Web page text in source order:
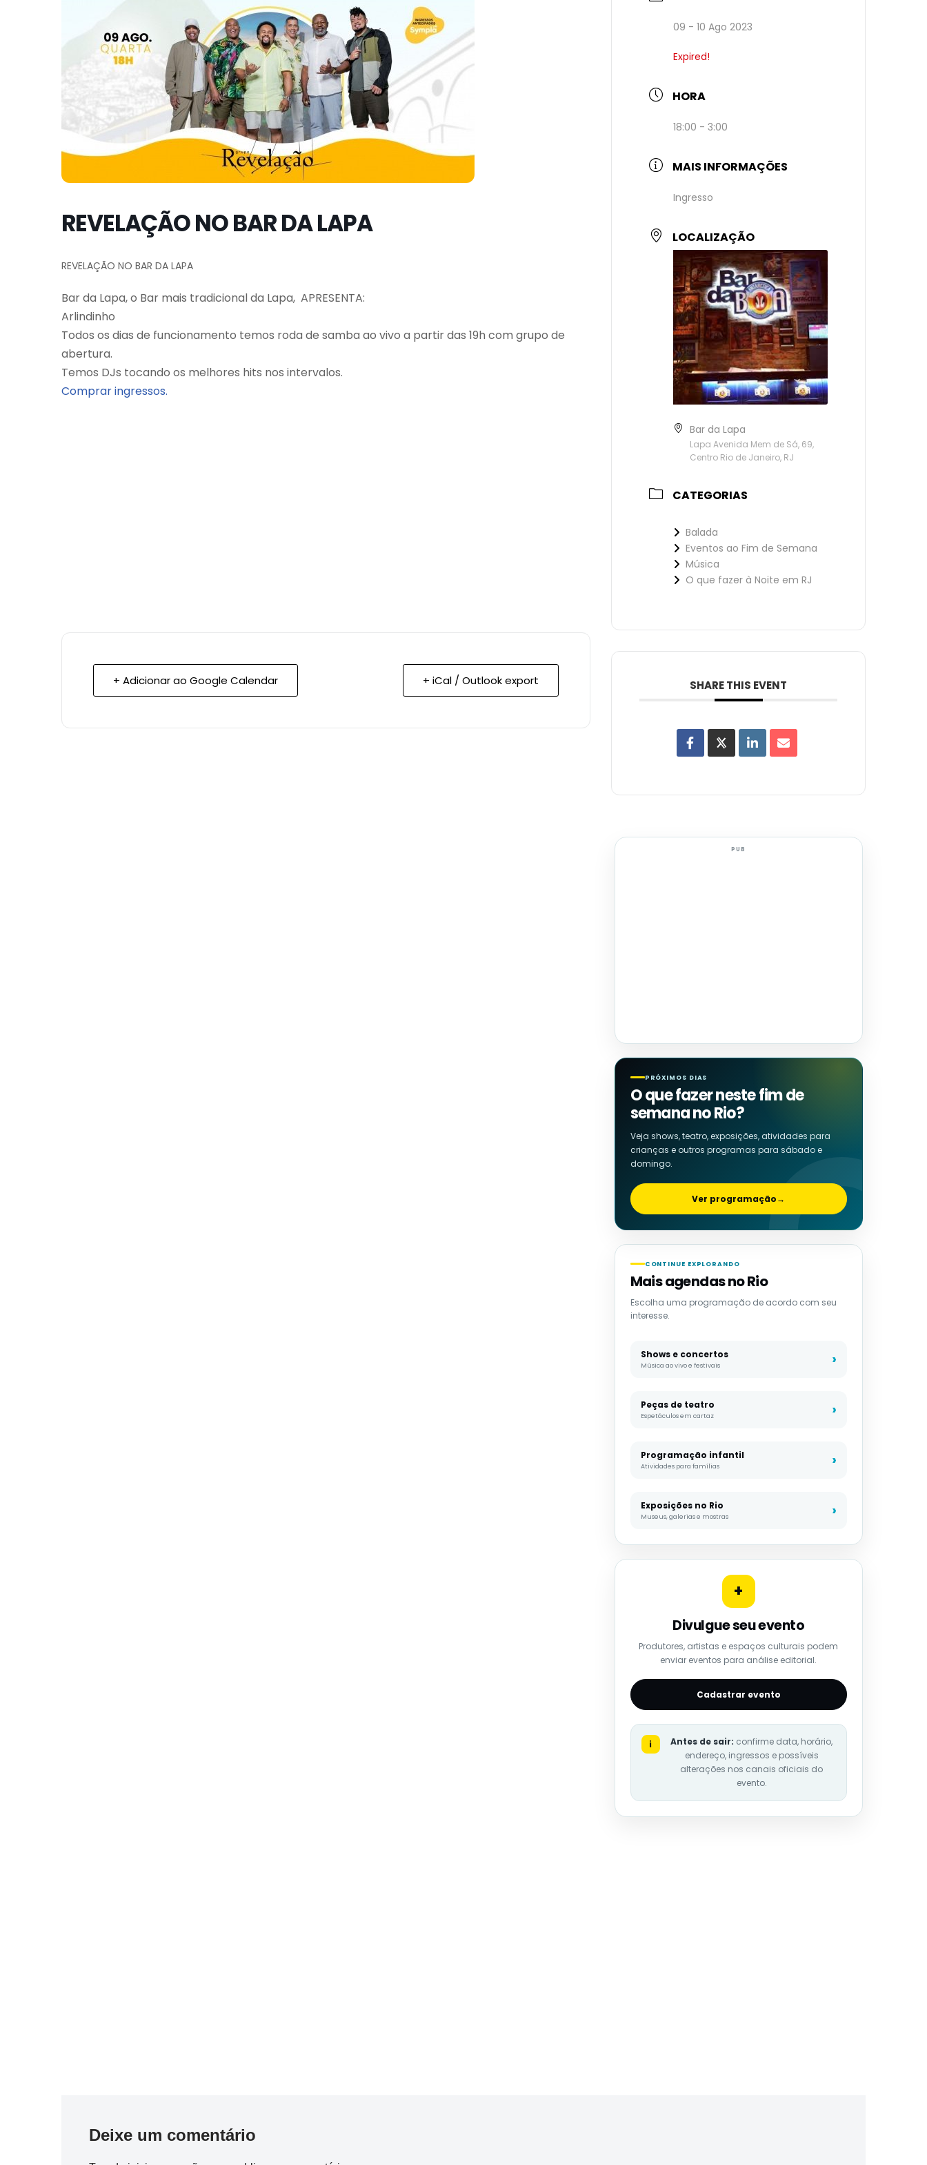
REVELAÇÃO NO BAR DA LAPA
REVELAÇÃO NO BAR DA LAPA
Bar da Lapa, o Bar mais tradicional da Lapa, APRESENTA:
Arlindinho
Todos os dias de funcionamento temos roda de samba ao vivo a partir das 19h com grupo de
abertura.
Temos DJs tocando os melhores hits nos intervalos.
Comprar ingressos.
+ Adicionar ao Google Calendar + iCal / Outlook export
09 - 10 Ago 2023
Expired!
HORA
18:00 - 3:00
MAIS INFORMAÇÕES
Ingresso
LOCALIZAÇÃO
Bar da Lapa
Lapa Avenida Mem de Sá, 69,
Centro Rio de Janeiro, RJ
CATEGORIAS
Balada
Eventos ao Fim de Semana
Música
O que fazer à Noite em RJ
SHARE THIS EVENT
PUB
PRÓXIMOS DIAS
O que fazer neste fim de
semana no Rio?
Veja shows, teatro, exposições, atividades para
crianças e outros programas para sábado e
domingo.
Ver programação→
CONTINUE EXPLORANDO
Mais agendas no Rio
Escolha uma programação de acordo com seu
interesse.
Shows e concertos
Música ao vivo e festivais
Peças de teatro
Espetáculos em cartaz
Programação infantil
Atividades para famílias
Exposições no Rio
Museus, galerias e mostras
+
Divulgue seu evento
Produtores, artistas e espaços culturais podem
enviar eventos para análise editorial.
Cadastrar evento
i Antes de sair: confirme data, horário,
endereço, ingressos e possíveis
alterações nos canais oficiais do
evento.
Deixe um comentário